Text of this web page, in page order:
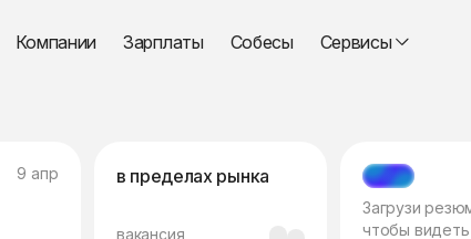
Компании Зарплаты Собесы Сервисы
9 апр в пределах рынка
вакансия
МЭТЧ
Загрузи
чтобы видеть